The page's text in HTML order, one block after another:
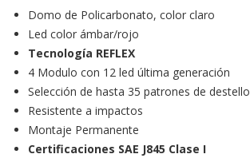
Domo de Policarbonato, color claro
Led color ámbar/rojo
Tecnología REFLEX
4 Modulo con 12 led última generación
Selección de hasta 35 patrones de destello
Resistente a impactos
Montaje Permanente
Certificaciones SAE J845 Clase I